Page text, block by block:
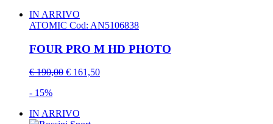
IN ARRIVO
ATOMIC Cod: AN5106838
FOUR PRO M HD PHOTO
€ 190,00 € 161,50
- 15%
IN ARRIVO